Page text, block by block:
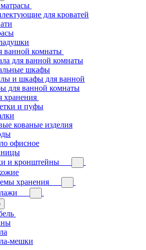
для кроватей
ванной комнаты
для ванной комнаты
шкафы
и шкафы для ванной
для ванной комнаты
хранения
и пуфы
кованые изделия
офисное
и кронштейны
хранения
мешки